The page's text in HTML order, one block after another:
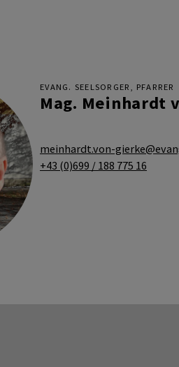
EVANG. SEELSORGER, PFARRER
Mag. Meinhardt
meinhardt.von-
+43 (0)699 / 188 775 16